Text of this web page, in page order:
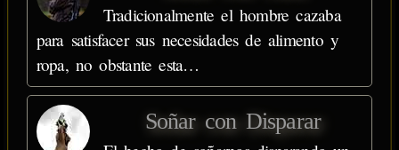
Tradicionalmente el hombre cazaba
para satisfacer sus necesidades de alimento y
ropa, no obstante esta…
Soñar con Disparar